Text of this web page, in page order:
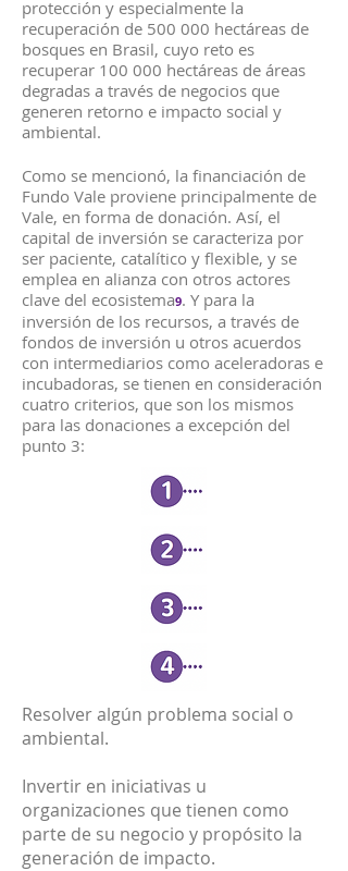
protección y especialmente la
recuperación de 500 000 hectáreas de
bosques en Brasil, cuyo reto es
recuperar 100 000 hectáreas de áreas
degradas a través de negocios que
generen retorno e impacto social y
ambiental.
Como se mencionó, la financiación de
Fundo Vale proviene principalmente de
Vale, en forma de donación. Así, el
capital de inversión se caracteriza por
ser paciente, catalítico y flexible, y se
emplea en alianza con otros actores
clave del ecosistema9. Y para la
inversión de los recursos, a través de
fondos de inversión u otros acuerdos
con intermediarios como aceleradoras e
incubadoras, se tienen en consideración
cuatro criterios, que son los mismos
para las donaciones a excepción del
punto 3:
Resolver algún problema social o
ambiental.
Invertir en iniciativas u
organizaciones que tienen como
parte de su negocio y propósito la
generación de impacto.